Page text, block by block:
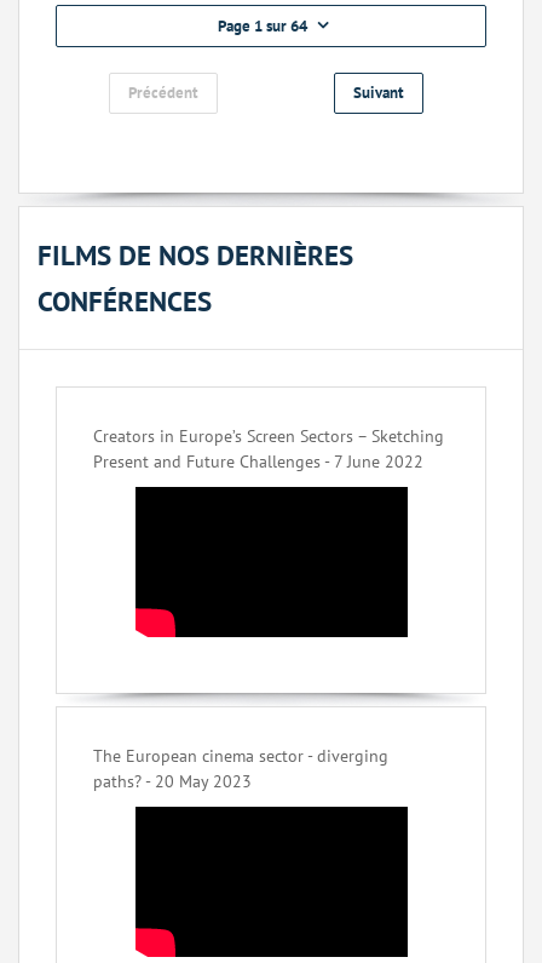
Page 1 sur 64
Précédent Suivant
FILMS DE NOS DERNIÈRES
CONFÉRENCES
Creators in Europe’s Screen Sectors – Sketching
Present and Future Challenges - 7 June 2022
The European cinema sector - diverging
paths? - 20 May 2023